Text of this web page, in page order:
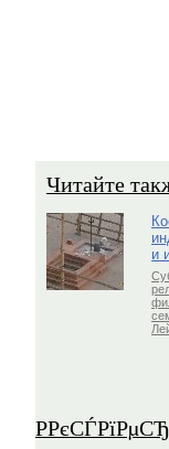
Читайте
и